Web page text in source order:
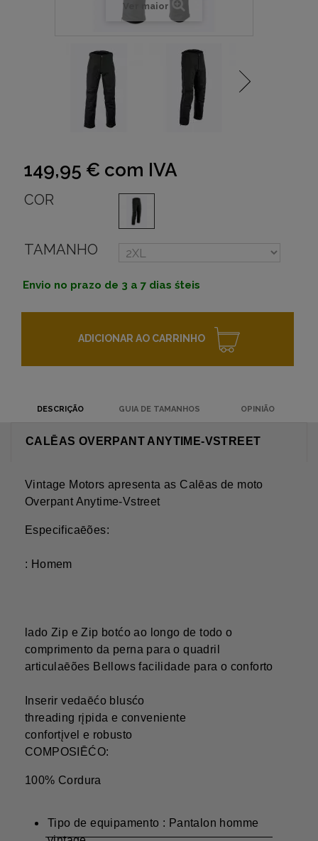
Ver maior
149,95 € com IVA
COR
TAMANHO
Envio no prazo de 3 a 7 dias śteis
ADICIONAR AO CARRINHO
DESCRIÇÃO GUIA DE TAMANHOS OPINIÃO
CALĒAS OVERPANT ANYTIME-VSTREET
Vintage Motors apresenta as Calēas de moto
Overpant Anytime-Vstreet
Especificaēões:
: Homem
lado Zip e Zip botćo ao longo de todo o
comprimento da perna para o quadril
articulaēões Bellows facilidade para o conforto
Inserir vedaēćo blusćo
threading rįpida e conveniente
confortįvel e robusto
COMPOSIĒĆO:
100% Cordura
Tipo de equipamento : Pantalon homme